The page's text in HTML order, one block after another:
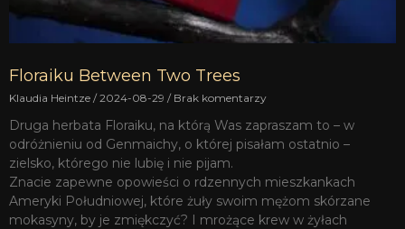
Floraiku Between Two Trees
Klaudia Heintze 2024-08-29 Brak komentarzy
Druga herbata Floraiku, na którą Was zapraszam to – w
odróżnieniu od Genmaichy, o której pisałam ostatnio –
zielsko, którego nie lubię i nie pijam.
Znacie zapewne opowieści o rdzennych mieszkankach
Ameryki Południowej, które żuły swoim mężom skórzane
mokasyny, by je zmiękczyć? I mrożące krew w żyłach